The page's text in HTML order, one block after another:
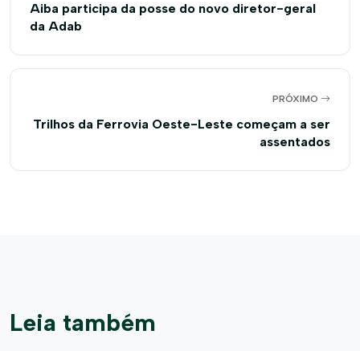
Aiba participa da posse do novo diretor-geral
da Adab
PRÓXIMO
Trilhos da Ferrovia Oeste-Leste começam a ser
assentados
Leia também